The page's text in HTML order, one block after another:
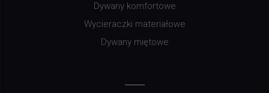
Dywany komfortowe
Wycieraczki materiałowe
Dywany miętowe